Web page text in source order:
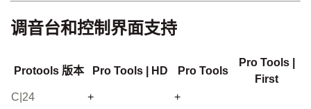
调音台和控制界面支持
Protools 版本 Pro Tools | HD Pro Tools
Pro Tools |
First
C|24
+ +